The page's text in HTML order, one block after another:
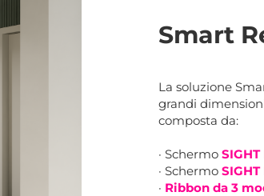
Smart
La soluzione
grandi
composta da:
· Schermo SIGHT
· Schermo SIGHT
· Ribbon da 3